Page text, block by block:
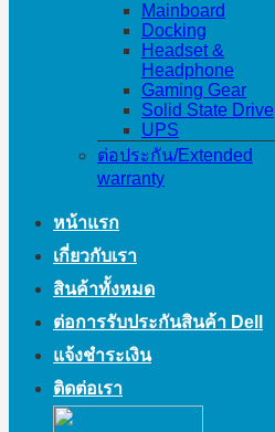
Mainboard
Docking
Headset &
Headphone
Gaming Gear
Solid State Drive
UPS
ต่อประกัน/Extended
warranty
หน้าแรก
เกี่ยวกับเรา
สินค้าทั้งหมด
ต่อการรับประกันสินค้า Dell
แจ้งชำระเงิน
ติดต่อเรา